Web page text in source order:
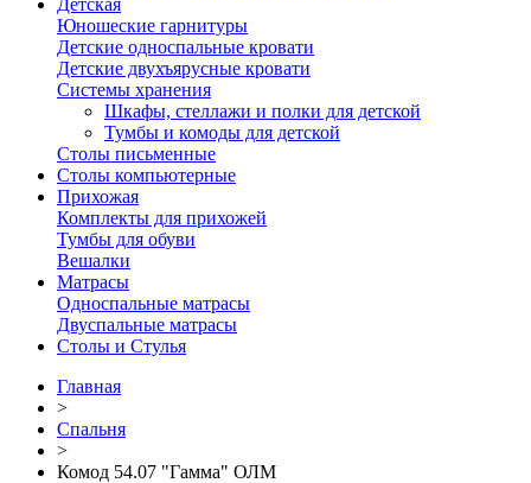
Детская
Юношеские гарнитуры
Детские односпальные кровати
Детские двухъярусные кровати
Системы хранения
Шкафы, стеллажи и полки для детской
Тумбы и комоды для детской
Столы письменные
Столы компьютерные
Прихожая
Комплекты для прихожей
Тумбы для обуви
Вешалки
Матрасы
Односпальные матрасы
Двуспальные матрасы
Столы и Стулья
Главная
>
Спальня
>
Комод 54.07 "Гамма" ОЛМ